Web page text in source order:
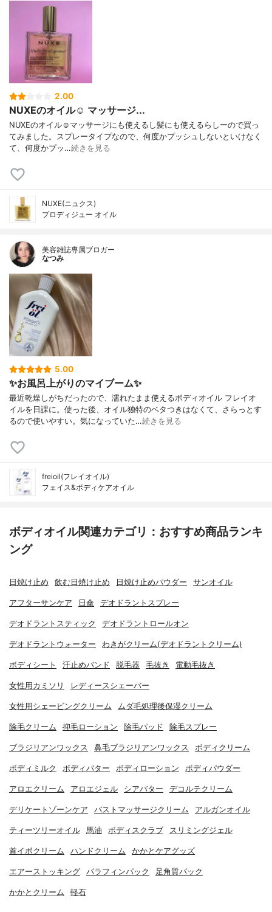
2.00
NUXEのオイル☺️ マッサージ...
NUXEのオイル☺️マッサージにも使えるし髪にも使えるらしーので買っ
てみました。スプレータイプなので、何度かプッシュしないといけなく
て、何度かプッ…続きを見る
NUXE(ニュクス)
プロディジュー オイル
美容雑誌専属ブロガー
なつみ
5.00
✨お風呂上がりのマイブーム✨
最近乾燥しがちだったので、濡れたまま使えるボディオイル フレイオ
イルを日課に。使った後、オイル独特のベタつきはなくて、さらっとす
るので使いやすい。気になっていた…続きを見る
freioil(フレイオイル)
フェイス&ボディケアオイル
ボディオイル関連カテゴリ：おすすめ商品ランキ
ング
日焼け止め 飲む日焼け止め 日焼け止めパウダー サンオイル
アフターサンケア 日傘 デオドラントスプレー
デオドラントスティック デオドラントロールオン
デオドラントウォーター わきがクリーム(デオドラントクリーム)
ボディシート 汗止めバンド 脱毛器 毛抜き 電動毛抜き
女性用カミソリ レディースシェーバー
女性用シェービングクリーム ムダ毛処理後保湿クリーム
除毛クリーム 抑毛ローション 除毛パッド 除毛スプレー
ブラジリアンワックス 鼻毛ブラジリアンワックス ボディクリーム
ボディミルク ボディバター ボディローション ボディパウダー
アロエクリーム アロエジェル シアバター デコルテクリーム
デリケートゾーンケア バストマッサージクリーム アルガンオイル
ティーツリーオイル 馬油 ボディスクラブ スリミングジェル
首イボクリーム ハンドクリーム かかとケアグッズ
エアーストッキング パラフィンパック 足角質パック
かかとクリーム 軽石